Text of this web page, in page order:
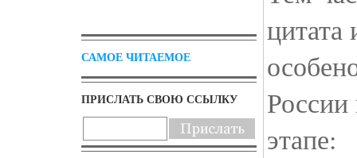
САМОЕ ЧИТАЕМОЕ
ПРИСЛАТЬ СВОЮ ССЫЛКУ
цитата
этапе: